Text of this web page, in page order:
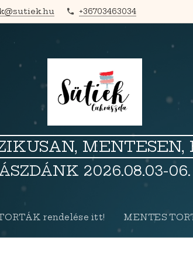
+36703463034
MENTESEN,
2026.08.03-
rendelése itt! MENTES